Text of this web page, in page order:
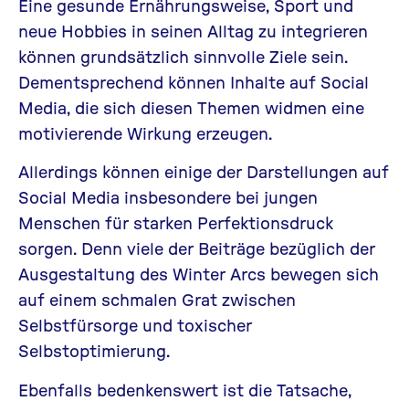
Eine gesunde Ernährungsweise, Sport und
neue Hobbies in seinen Alltag zu integrieren
können grundsätzlich sinnvolle Ziele sein.
Dementsprechend können Inhalte auf Social
Media, die sich diesen Themen widmen eine
motivierende Wirkung erzeugen.
Allerdings können einige der Darstellungen auf
Social Media insbesondere bei jungen
Menschen für starken Perfektionsdruck
sorgen. Denn viele der Beiträge bezüglich der
Ausgestaltung des Winter Arcs bewegen sich
auf einem schmalen Grat zwischen
Selbstfürsorge und toxischer
Selbstoptimierung.
Ebenfalls bedenkenswert ist die Tatsache,